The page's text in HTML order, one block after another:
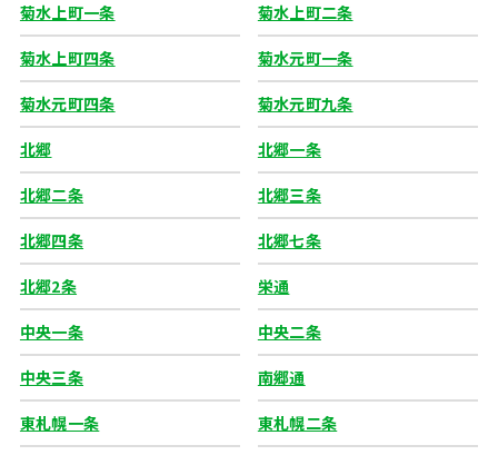
菊水上町一条 菊水上町二条
菊水上町四条 菊水元町一条
菊水元町四条 菊水元町九条
北郷 北郷一条
北郷二条 北郷三条
北郷四条 北郷七条
北郷2条 栄通
中央一条 中央二条
中央三条 南郷通
東札幌一条 東札幌二条